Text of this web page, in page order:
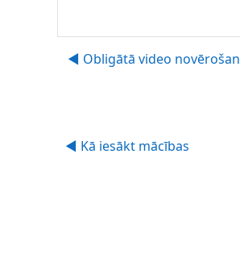
◀︎ Obligātā video
◀︎ Kā iesākt mācības